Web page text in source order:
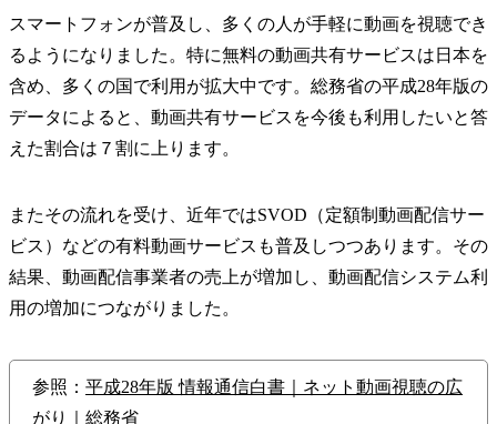
スマートフォンが普及し、多くの人が手軽に動画を視聴でき
るようになりました。特に無料の動画共有サービスは日本を
含め、多くの国で利用が拡大中です。総務省の平成28年版の
データによると、動画共有サービスを今後も利用したいと答
えた割合は７割に上ります。
またその流れを受け、近年ではSVOD（定額制動画配信サー
ビス）などの有料動画サービスも普及しつつあります。その
結果、動画配信事業者の売上が増加し、動画配信システム利
用の増加につながりました。
参照： 平成28年版 情報通信白書｜ネット動画視聴の広
がり｜総務省